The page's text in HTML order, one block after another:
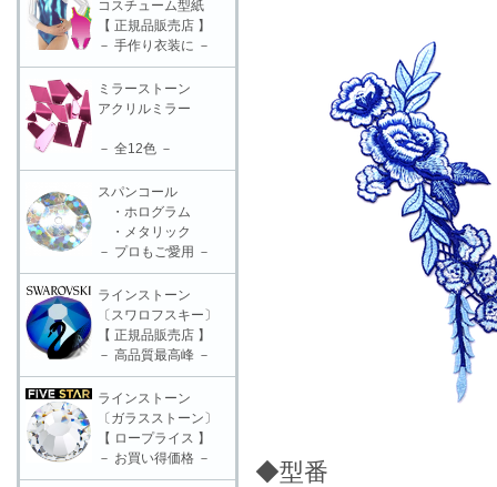
◆型番
コスチューム型紙
【 正規品販売店 】
－ 手作り衣装に －
ミラーストーン
アクリルミラー
－ 全12色 －
スパンコール
・ホログラム
・メタリック
－ プロもご愛用 －
ラインストーン
〔スワロフスキー〕
【 正規品販売店 】
－ 高品質最高峰 －
ラインストーン
〔ガラスストーン〕
【 ロープライス 】
－ お買い得価格 －